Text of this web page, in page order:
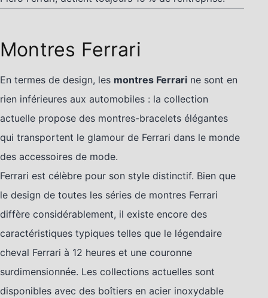
Montres Ferrari
En termes de design, les montres Ferrari ne sont en
rien inférieures aux automobiles : la collection
actuelle propose des montres-bracelets élégantes
qui transportent le glamour de Ferrari dans le monde
des accessoires de mode.
Ferrari est célèbre pour son style distinctif. Bien que
le design de toutes les séries de montres Ferrari
diffère considérablement, il existe encore des
caractéristiques typiques telles que le légendaire
cheval Ferrari à 12 heures et une couronne
surdimensionnée. Les collections actuelles sont
disponibles avec des boîtiers en acier inoxydable